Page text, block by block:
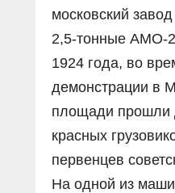
московский
2,5-тонные АМО-
1924 года, во
демонстрации в
площади прошли
красных
первенцев
На одной из